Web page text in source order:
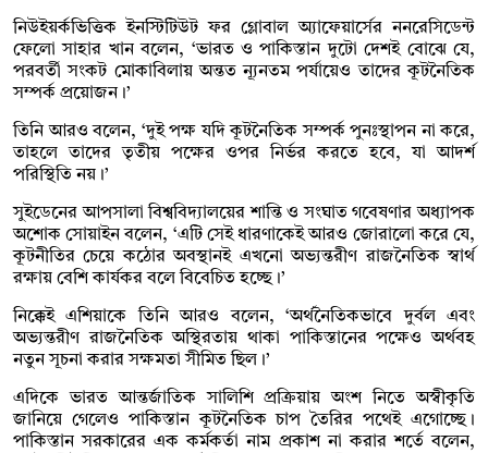
নিউইয়র্কভিত্তিক ইনস্টিটিউট ফর গ্লোবাল অ্যাফেয়ার্সের ননরেসিডেন্ট
ফেলো সাহার খান বলেন, ‘ভারত ও পাকিস্তান দুটো দেশই বোঝে যে,
পরবর্তী সংকট মোকাবিলায় অন্তত ন্যূনতম পর্যায়েও তাদের কূটনৈতিক
সম্পর্ক প্রয়োজন।’
তিনি আরও বলেন, ‘দুই পক্ষ যদি কূটনৈতিক সম্পর্ক পুনঃস্থাপন না করে,
তাহলে তাদের তৃতীয় পক্ষের ওপর নির্ভর করতে হবে, যা আদর্শ
পরিস্থিতি নয়।’
সুইডেনের আপসালা বিশ্ববিদ্যালয়ের শান্তি ও সংঘাত গবেষণার অধ্যাপক
অশোক সোয়াইন বলেন, ‘এটি সেই ধারণাকেই আরও জোরালো করে যে,
কূটনীতির চেয়ে কঠোর অবস্থানই এখনো অভ্যন্তরীণ রাজনৈতিক স্বার্থ
রক্ষায় বেশি কার্যকর বলে বিবেচিত হচ্ছে।’
নিক্কেই এশিয়াকে তিনি আরও বলেন, ‘অর্থনৈতিকভাবে দুর্বল এবং
অভ্যন্তরীণ রাজনৈতিক অস্থিরতায় থাকা পাকিস্তানের পক্ষেও অর্থবহ
নতুন সূচনা করার সক্ষমতা সীমিত ছিল।’
এদিকে ভারত আন্তর্জাতিক সালিশি প্রক্রিয়ায় অংশ নিতে অস্বীকৃতি
জানিয়ে গেলেও পাকিস্তান কূটনৈতিক চাপ তৈরির পথেই এগোচ্ছে।
পাকিস্তান সরকারের এক কর্মকর্তা নাম প্রকাশ না করার শর্তে বলেন,